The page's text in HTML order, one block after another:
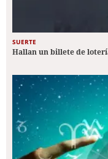
SUERTE
Hallan un billete de